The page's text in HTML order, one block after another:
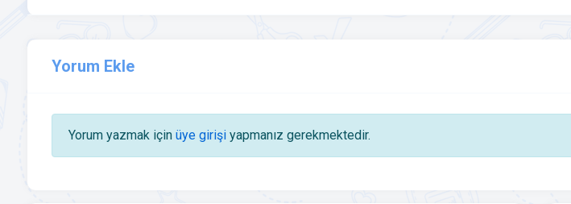
Yorum Ekle
Yorum yazmak için üye girişiyapmanız gerekmektedir.